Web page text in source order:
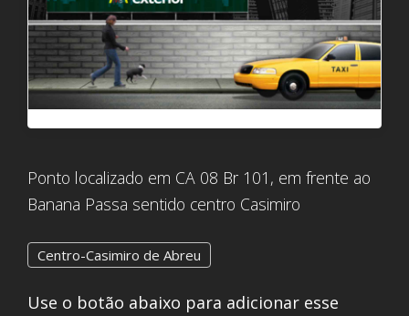
Ponto localizado em CA 08 Br 101, em frente ao
Banana Passa sentido centro Casimiro
Centro-Casimiro de Abreu
Use o botão abaixo para adicionar esse